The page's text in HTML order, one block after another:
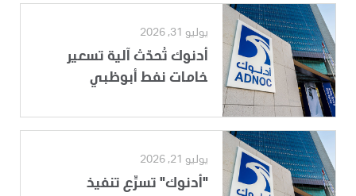
يوليو 31, 2026
أدنوك تُحدّث آلية تسعير
خامات نفط أبوظبي
يوليو 21, 2026
"أدنوك" تسرِّع تنفيذ